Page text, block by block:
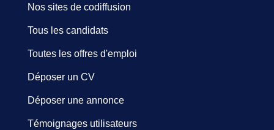
Nos sites de codiffusion
Tous les candidats
Toutes les offres d'emploi
Déposer un CV
Déposer une annonce
Témoignages utilisateurs